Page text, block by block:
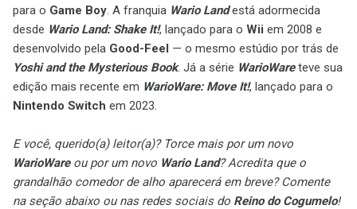
para o Game Boy. A franquia Wario Landestá adormecida
desde Wario Land: Shake It!, lançado para o Wii em 2008 e
desenvolvido pela Good-Feel — o mesmo estúdio por trás de
Yoshi and the Mysterious Book. Já a série WarioWareteve sua
edição mais recente em WarioWare: Move It!, lançado para o
Nintendo Switch em 2023.
E você, querido(a) leitor(a)? Torce mais por um novo
WarioWare ou por um novo Wario Land? Acredita que o
grandalhão comedor de alho aparecerá em breve? Comente
na seção abaixo ou nas redes sociais do Reino do Cogumelo!